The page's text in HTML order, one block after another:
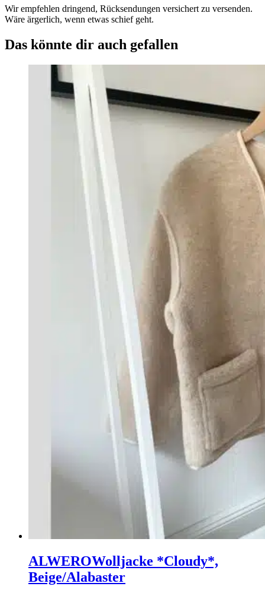
Wir empfehlen dringend, Rücksendungen versichert zu versenden.
Wäre ärgerlich, wenn etwas schief geht.
Das könnte dir auch gefallen
ALWEROWolljacke *Cloudy*,
Beige/Alabaster